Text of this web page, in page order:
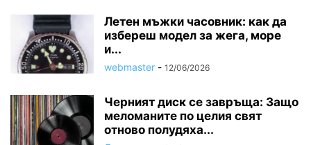
Летен мъжки часовник: как да
избереш модел за жега, море
и...
webmaster - 12/06/2026
Черният диск се завръща: Защо
меломаните по целия свят
отново полудяха...